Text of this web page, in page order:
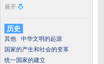
展开
历史
其他
中华文明的起源
国家的产生和社会的变革
统一国家的建立